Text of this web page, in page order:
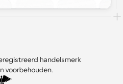
handelsmerk
voorbehouden.